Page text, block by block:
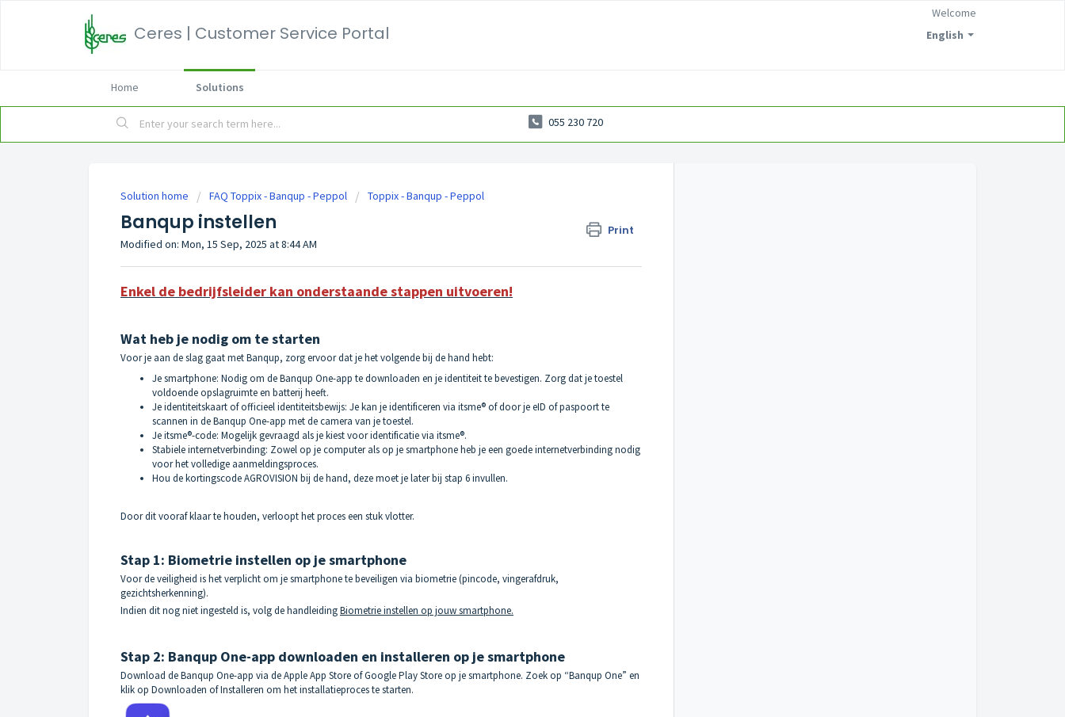
Ceres | Customer Service Portal English
Welcome
Home Solutions
055 230 720
Solution home FAQ Toppix - Banqup - Peppol Toppix - Banqup - Peppol
Banqup instellen Print
Modified on: Mon, 15 Sep, 2025 at 8:44 AM
Enkel de bedrijfsleider kan onderstaande stappen uitvoeren!
Wat heb je nodig om te starten
Voor je aan de slag gaat met Banqup, zorg ervoor dat je het volgende bij de hand hebt:
Je smartphone: Nodig om de Banqup One-app te downloaden en je identiteit te bevestigen. Zorg dat je toestel
voldoende opslagruimte en batterij heeft.
Je identiteitskaart of officieel identiteitsbewijs: Je kan je identificeren via itsme® of door je eID of paspoort te
scannen in de Banqup One-app met de camera van je toestel.
Je itsme®-code: Mogelijk gevraagd als je kiest voor identificatie via itsme®.
Stabiele internetverbinding: Zowel op je computer als op je smartphone heb je een goede internetverbinding nodig
voor het volledige aanmeldingsproces.
Hou de kortingscode AGROVISION bij de hand, deze moet je later bij stap 6 invullen.
Door dit vooraf klaar te houden, verloopt het proces een stuk vlotter.
Stap 1: Biometrie instellen op je smartphone
Voor de veiligheid is het verplicht om je smartphone te beveiligen via biometrie (pincode, vingerafdruk,
gezichtsherkenning).
Indien dit nog niet ingesteld is, volg de handleidingBiometrie instellen op jouw smartphone.
Stap 2: Banqup One-app downloaden en installeren op je smartphone
Download de Banqup One-app via de Apple App Store of Google Play Store op je smartphone. Zoek op “Banqup One” en
klik op Downloaden of Installeren om het installatieproces te starten.